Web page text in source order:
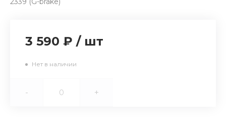
3 590 ₽ / шт
Нет в наличии
- +